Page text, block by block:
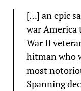
[…] an epic
war America
War II
hitman who
most
Spanning